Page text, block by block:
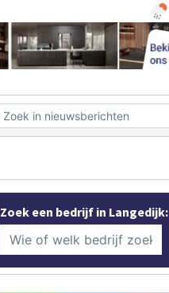
Zoek een bedrijf in Langedijk: